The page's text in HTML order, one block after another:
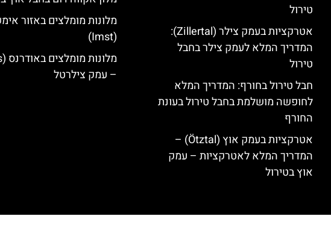
טירול
אטרקציות בעמק צילר (Zillertal):
המדריך המלא לעמק צילר בחבל
טירול
חבל טירול בחורף: המדריך המלא
לחופשה מושלמת בחבל טירול בעונת
החורף
אטרקציות בעמק אוץ (Ötztal) –
המדריך המלא לאטרקציות – עמק
אוץ בטירול
מלונות מומלצים באזור
(Imst)
– עמק צילרטל